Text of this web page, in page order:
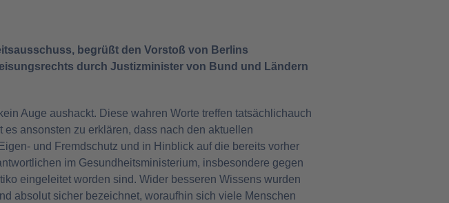
begrüßt den Vorstoß von Berlins
durch Justizminister von Bund und Ländern
Auge aushackt. Diese wahren Worte treffen tatsächlichauch
ansonsten zu erklären, dass nach den aktuellen
und Fremdschutz und in Hinblick auf die bereits vorher
im Gesundheitsministerium, insbesondere gegen
eingeleitet worden sind. Wider besseren Wissens wurden
absolut sicher bezeichnet, woraufhin sich viele Menschen